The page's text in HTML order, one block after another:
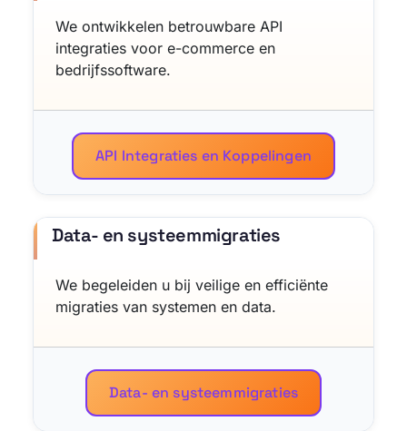
We ontwikkelen betrouwbare API
integraties voor e-commerce en
bedrijfssoftware.
API Integraties en Koppelingen
Data- en systeemmigraties
We begeleiden u bij veilige en efficiënte
migraties van systemen en data.
Data- en systeemmigraties